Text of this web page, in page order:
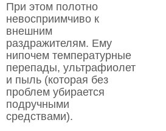
При этом полотно
невосприимчиво к
внешним
раздражителям. Ему
нипочем температурные
перепады, ультрафиолет
и пыль (которая без
проблем убирается
подручными
средствами).